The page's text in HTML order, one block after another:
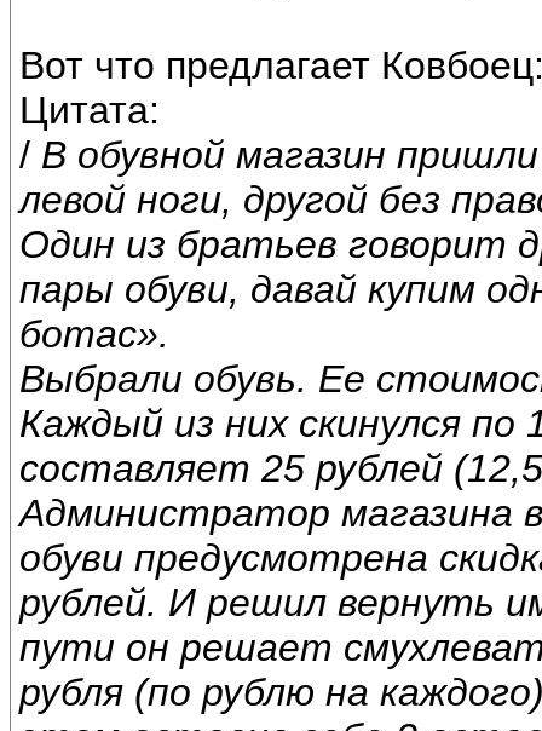
Вот что предлагает
Цитата:
/ В обувной магазин
левой ноги, другой без
Один из братьев говорит
пары обуви, давай купим
ботас».
Выбрали обувь. Ее
Каждый из них скинулся по
составляет 25 рублей
Администратор магазина
обуви предусмотрена
рублей. И решил вернуть
пути он решает
рубля (по рублю на